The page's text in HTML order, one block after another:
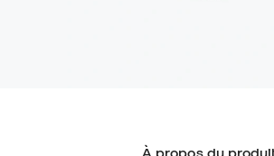
À propos du